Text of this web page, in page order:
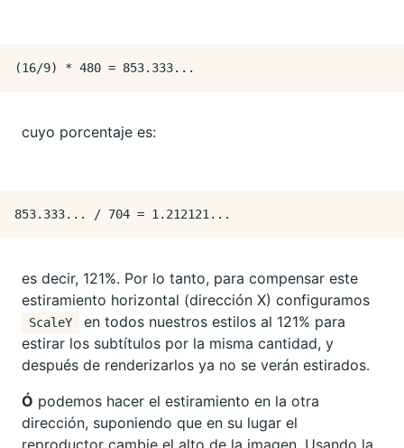
cuyo porcentaje es:
es decir, 121%. Por lo tanto, para compensar este
estiramiento horizontal (dirección X) configuramos
ScaleY
en todos nuestros estilos al 121% para
estirar los subtítulos por la misma cantidad, y
después de renderizarlos ya no se verán estirados.
Ó podemos hacer el estiramiento en la otra
dirección, suponiendo que en su lugar el
reproductor cambie el alto de la imagen. Usando la